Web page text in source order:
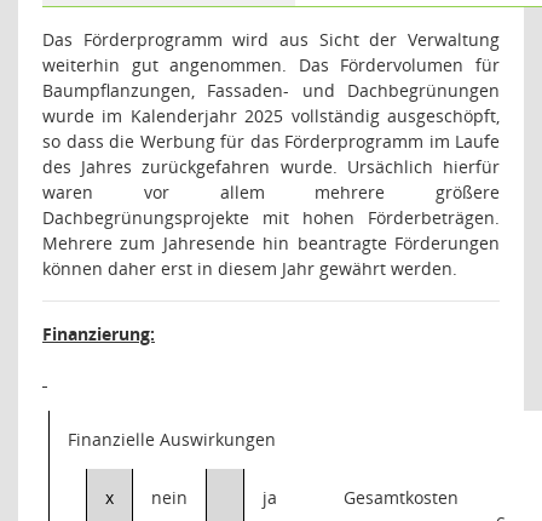
Das Förderprogramm wird aus Sicht der Verwaltung
weiterhin gut angenommen. Das Fördervolumen für
Baumpflanzungen, Fassaden- und Dachbegrünungen
wurde im Kalenderjahr 2025 vollständig ausgeschöpft,
so dass die Werbung für das Förderprogramm im Laufe
des Jahres zurückgefahren wurde. Ursächlich hierfür
waren vor allem mehrere größere
Dachbegrünungsprojekte mit hohen Förderbeträgen.
Mehrere zum Jahresende hin beantragte Förderungen
können daher erst in diesem Jahr gewährt werden.
Finanzierung:
Finanzielle Auswirkungen
x nein ja
Gesamtkosten